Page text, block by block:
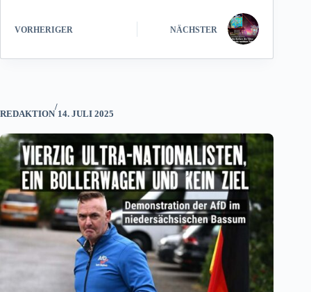
VORHERIGER NÄCHSTER
REDAKTION
/
14. JULI 2025